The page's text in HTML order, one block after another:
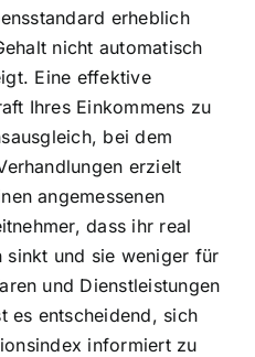
erheblich
nicht automatisch
Eine effektive
Ihres Einkommens zu
bei dem
erzielt
angemessenen
dass ihr real
sinkt und sie weniger für
und Dienstleistungen
es entscheidend, sich
informiert zu